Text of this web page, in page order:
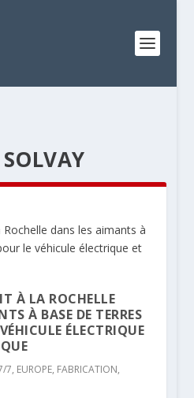
SOLVAY
À LA ROCHELLE
À BASE DE TERRES
ÉLECTRIQUE
7, EUROPE, FABRICATION,